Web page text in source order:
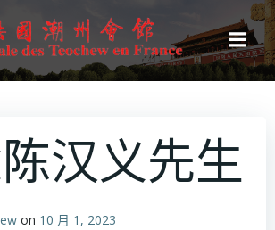
转
到
内
汉义先生
on 10 月 1, 2023